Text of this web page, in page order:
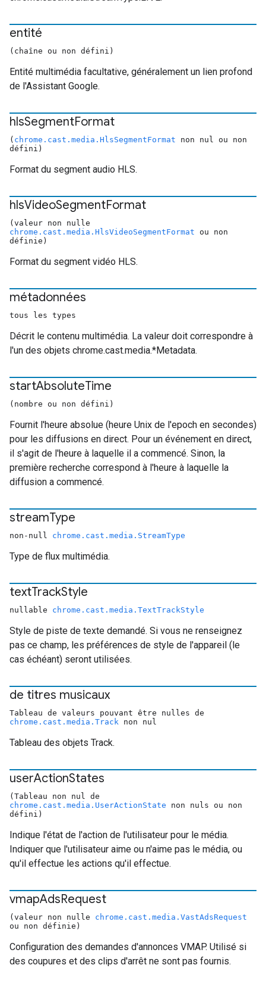
entité
(chaîne ou non défini)
Entité multimédia facultative, généralement un lien profond
de l'Assistant Google.
hlsSegmentFormat
( chrome.cast.media.HlsSegmentFormat non nul ou non
défini)
Format du segment audio HLS.
hlsVideoSegmentFormat
(valeur non nulle
chrome.cast.media.HlsVideoSegmentFormat ou non
définie)
Format du segment vidéo HLS.
métadonnées
tous les types
Décrit le contenu multimédia. La valeur doit correspondre à
l'un des objets chrome.cast.media.*Metadata.
startAbsoluteTime
(nombre ou non défini)
Fournit l'heure absolue (heure Unix de l'epoch en secondes)
pour les diffusions en direct. Pour un événement en direct,
il s'agit de l'heure à laquelle il a commencé. Sinon, la
première recherche correspond à l'heure à laquelle la
diffusion a commencé.
streamType
non-null chrome.cast.media.StreamType
Type de flux multimédia.
textTrackStyle
nullable chrome.cast.media.TextTrackStyle
Style de piste de texte demandé. Si vous ne renseignez
pas ce champ, les préférences de style de l'appareil (le
cas échéant) seront utilisées.
de titres musicaux
Tableau de valeurs pouvant être nulles de
chrome.cast.media.Track non nul
Tableau des objets Track.
userActionStates
(Tableau non nul de
chrome.cast.media.UserActionState non nuls ou non
défini)
Indique l'état de l'action de l'utilisateur pour le média.
Indiquer que l'utilisateur aime ou n'aime pas le média, ou
qu'il effectue les actions qu'il effectue.
vmapAdsRequest
(valeur non nulle chrome.cast.media.VastAdsRequest
ou non définie)
Configuration des demandes d'annonces VMAP. Utilisé si
des coupures et des clips d'arrêt ne sont pas fournis.